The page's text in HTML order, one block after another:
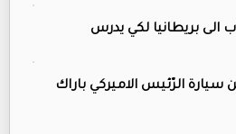
الى بريطانيا لكي يدرس
سيارة الرّئيس الاميركي باراك